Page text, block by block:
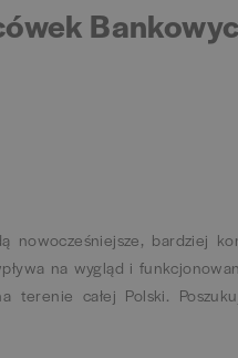
nowocześniejsze, bardziej
na wygląd i
terenie całej Polski.